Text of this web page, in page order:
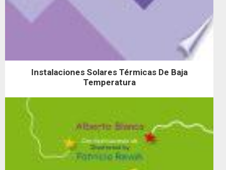
Instalaciones Solares Térmicas De Baja
Temperatura